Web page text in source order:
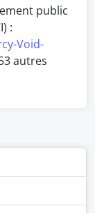
public
:
Void-
autres